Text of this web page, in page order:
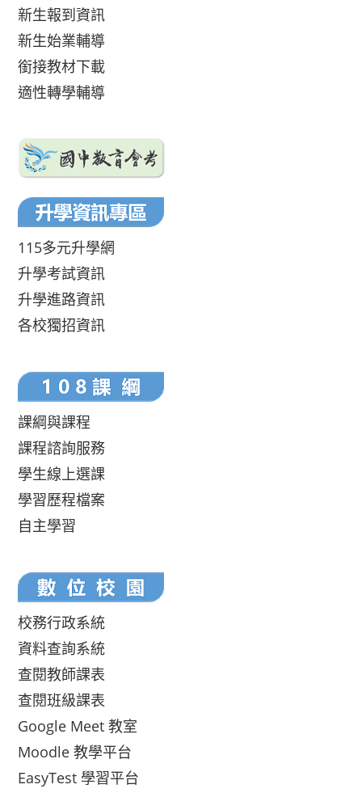
新生報到資訊
新生始業輔導
銜接教材下載
適性轉學輔導
115多元升學網
升學考試資訊
升學進路資訊
各校獨招資訊
課綱與課程
課程諮詢服務
學生線上選課
學習歷程檔案
自主學習
校務行政系統
資料查詢系統
查閱教師課表
查閱班級課表
Google Meet 教室
Moodle 教學平台
EasyTest 學習平台